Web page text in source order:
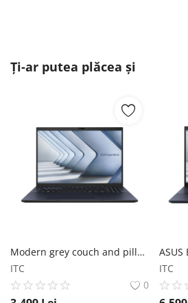
Ți-ar putea plăcea și
Modern grey couch and pillows
ITC
0
ITC